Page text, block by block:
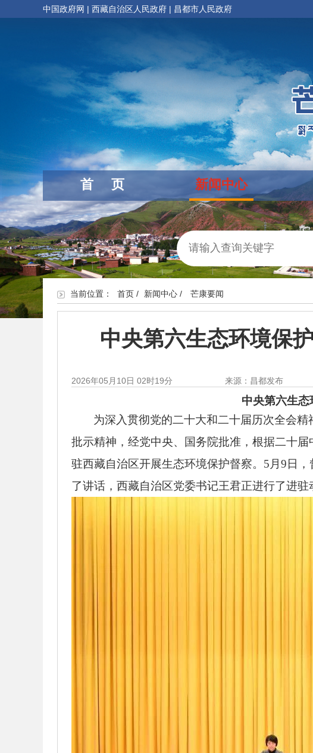
中国政府网 | 西藏自治区人民政府 | 昌都市人民政府
首 页 新闻中心
当前位置： 首页 / 新闻中心 / 芒康要闻
中央第六生态环境保
2026年05月10日 02时19分 来源：昌都发布
中央第六生
为深入贯彻党的二十大和二十届历次全会
批示精神，经党中央、国务院批准，根据二十
驻西藏自治区开展生态环境保护督察。5月9日
了讲话，西藏自治区党委书记王君正进行了进驻